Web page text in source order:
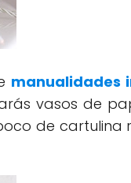
manualidades
vasos de
de